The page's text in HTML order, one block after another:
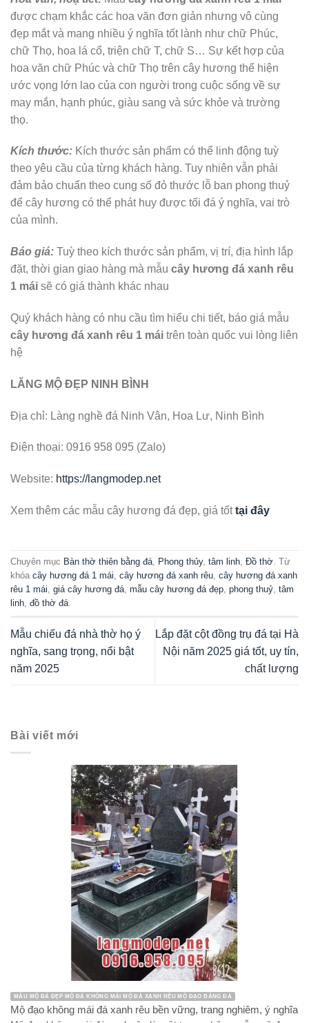
được chạm khắc các hoa văn đơn giản nhưng vô cùng
đẹp mắt và mang nhiều ý nghĩa tốt lành như chữ Phúc,
chữ Thọ, hoa lá cổ, triện chữ T, chữ S… Sự kết hợp của
hoa văn chữ Phúc và chữ Thọ trên cây hương thể hiện
ước vọng lớn lao của con người trong cuộc sống về sự
may mắn, hạnh phúc, giàu sang và sức khỏe và trường
thọ.
Kích thước: Kích thước sản phẩm có thể linh động tuỳ
theo yêu cầu của từng khách hàng. Tuy nhiên vẫn phải
đảm bảo chuẩn theo cung số đỏ thước lỗ ban phong thuỷ
để cây hương có thể phát huy được tối đá ý nghĩa, vai trò
của mình.
Báo giá: Tuỳ theo kích thước sản phẩm, vị trí, địa hình lắp
đặt, thời gian giao hàng mà mẫu cây hương đá xanh rêu
1 mái sẽ có giá thành khác nhau
Quý khách hàng có nhu cầu tìm hiểu chi tiết, báo giá mẫu
cây hương đá xanh rêu 1 mái trên toàn quốc vui lòng liên
hệ
LĂNG MỘ ĐẸP NINH BÌNH
Địa chỉ: Làng nghề đá Ninh Vân, Hoa Lư, Ninh Bình
Điện thoại: 0916 958 095 (Zalo)
Website: https://langmodep.net
Xem thêm các mẫu cây hương đá đẹp, giá tốttại đây
Chuyên mục Bàn thờ thiên bằng đá, Phong thủy, tâm linh, Đồ thờ. Từ
khóa cây hương đá 1 mái, cây hương đá xanh rêu, cây hương đá xanh
rêu 1 mái, giá cây hương đá, mẫu cây hương đá đẹp, phong thuỷ, tâm
linh, đồ thờ đá.
Mẫu chiếu đá nhà thờ họ ý
nghĩa, sang trọng, nổi bật
năm 2025
Lắp đặt cột đồng trụ đá tại Hà
Nội năm 2025 giá tốt, uy tín,
chất lượng
Bài viết mới
MẪU MỘ ĐÁ ĐẸP MỘ ĐÁ KHÔNG MÁI MỘ ĐÁ XANH RÊU MỘ ĐẠO BẰNG ĐÁ
Mộ đạo không mái đá xanh rêu bền vững, trang nghiêm, ý nghĩa